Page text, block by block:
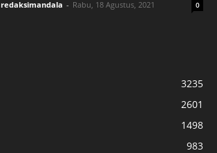
redaksimandala - Rabu, 18 Agustus, 2021 0
3235
2601
1498
983